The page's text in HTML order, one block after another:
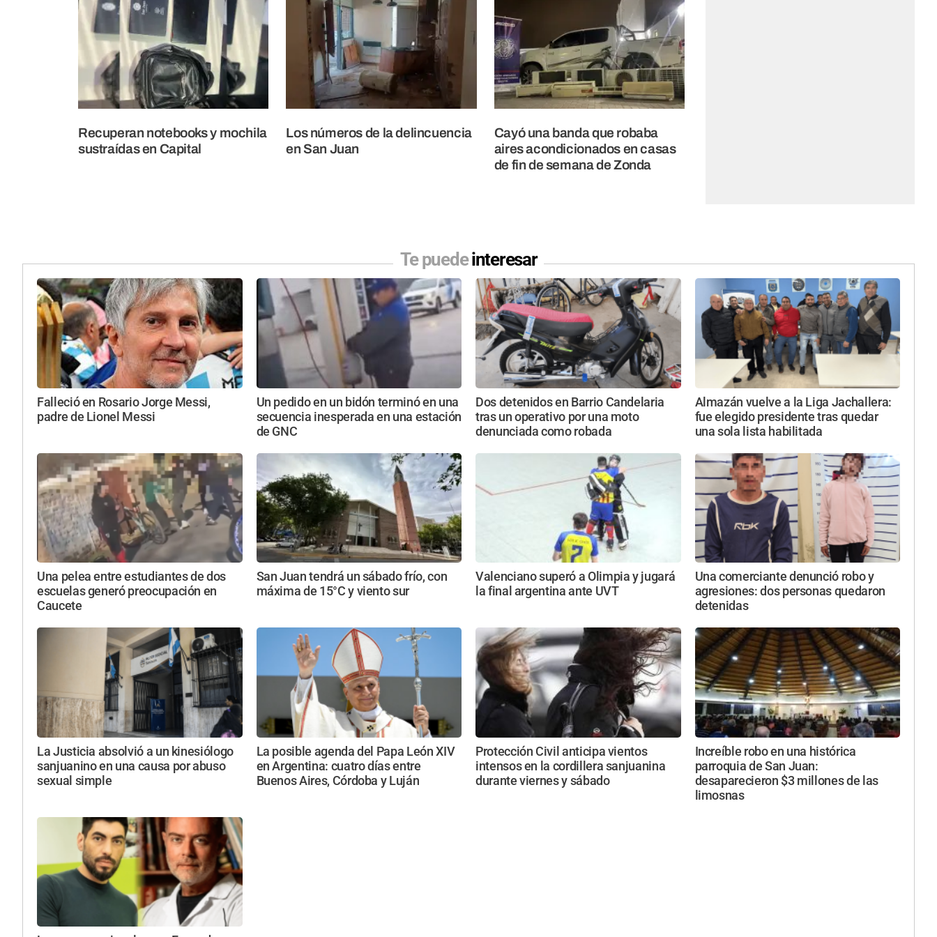
Recuperan notebooks y mochila
sustraídas en Capital
Los números de la delincuencia
en San Juan
Cayó una banda que robaba
aires acondicionados en casas
de fin de semana de Zonda
Te puedeinteresar
Falleció en Rosario Jorge Messi,
padre de Lionel Messi
Un pedido en un bidón terminó en una
secuencia inesperada en una estación
de GNC
Dos detenidos en Barrio Candelaria
tras un operativo por una moto
denunciada como robada
Almazán vuelve a la Liga Jachallera:
fue elegido presidente tras quedar
una sola lista habilitada
Una pelea entre estudiantes de dos
escuelas generó preocupación en
Caucete
San Juan tendrá un sábado frío, con
máxima de 15°C y viento sur
Valenciano superó a Olimpia y jugará
la final argentina ante UVT
Una comerciante denunció robo y
agresiones: dos personas quedaron
detenidas
La Justicia absolvió a un kinesiólogo
sanjuanino en una causa por abuso
sexual simple
La posible agenda del Papa León XIV
en Argentina: cuatro días entre
Buenos Aires, Córdoba y Luján
Protección Civil anticipa vientos
intensos en la cordillera sanjuanina
durante viernes y sábado
Increíble robo en una histórica
parroquia de San Juan:
desaparecieron $3 millones de las
limosnas